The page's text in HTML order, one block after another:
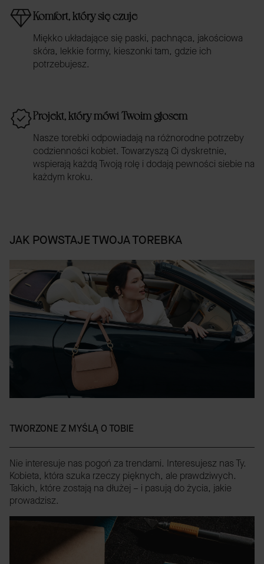
Komfort, który się czuje
Miękko układające się paski, pachnąca, jakościowa
skóra, lekkie formy, kieszonki tam, gdzie ich
potrzebujesz.
Projekt, który mówi Twoim głosem
Nasze torebki odpowiadają na różnorodne potrzeby
codzienności kobiet. Towarzyszą Ci dyskretnie,
wspierają każdą Twoją rolę i dodają pewności siebie na
każdym kroku.
JAK POWSTAJE TWOJA TOREBKA
TWORZONE Z MYŚLĄ O TOBIE
Nie interesuje nas pogoń za trendami. Interesujesz nas Ty.
Kobieta, która szuka rzeczy pięknych, ale prawdziwych.
Takich, które zostają na dłużej – i pasują do życia, jakie
prowadzisz.